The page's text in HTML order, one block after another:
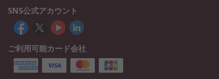
SNS公式アカウント
ご利用可能カード会社